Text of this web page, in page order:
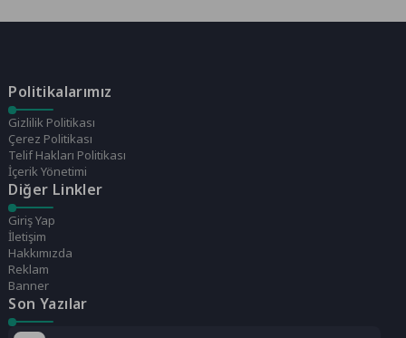
Politikalarımız
Gizlilik Politikası
Çerez Politikası
Telif Hakları Politikası
İçerik Yönetimi
Diğer Linkler
Giriş Yap
İletişim
Hakkımızda
Reklam
Banner
Son Yazılar